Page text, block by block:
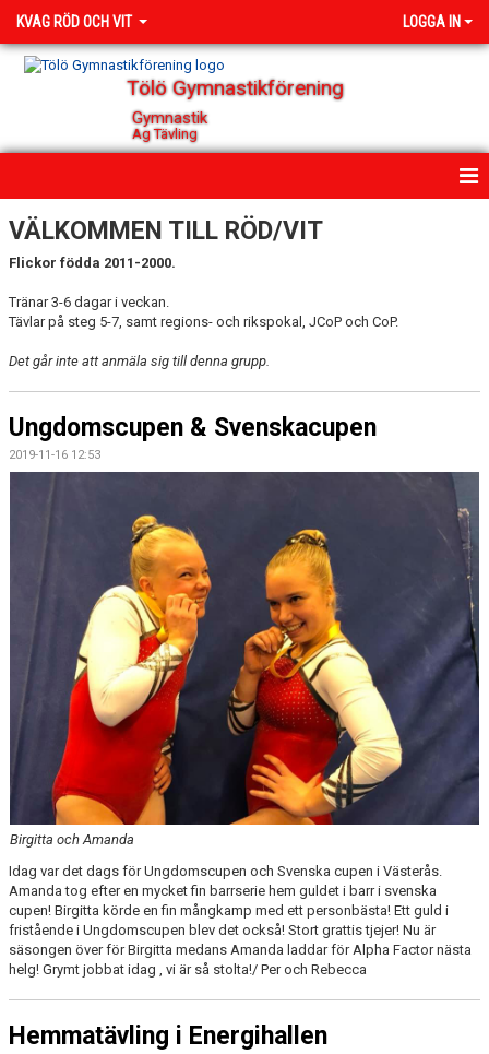
KVAG RÖD OCH VIT LOGGA IN
Tölö Gymnastikförening
Gymnastik
Ag Tävling
HEM
NYHETER
KALENDER
BILDGALLERI
VÄLKOMMEN TILL RÖD/VIT
Flickor födda 2011-2000.
Tränar 3-6 dagar i veckan.
Tävlar på steg 5-7, samt regions- och rikspokal, JCoP och CoP.
Det går inte att anmäla sig till denna grupp.
Ungdomscupen & Svenskacupen
2019-11-16 12:53
Birgitta och Amanda
Idag var det dags för Ungdomscupen och Svenska cupen i Västerås.
Amanda tog efter en mycket fin barrserie hem guldet i barr i svenska
cupen! Birgitta körde en fin mångkamp med ett personbästa! Ett guld i
fristående i Ungdomscupen blev det också! Stort grattis tjejer! Nu är
säsongen över för Birgitta medans Amanda laddar för Alpha Factor nästa
helg! Grymt jobbat idag , vi är så stolta!/ Per och Rebecca
Hemmatävling i Energihallen